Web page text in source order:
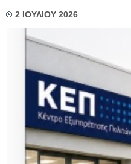
2 ΙΟΥΛΙΟΥ 2026